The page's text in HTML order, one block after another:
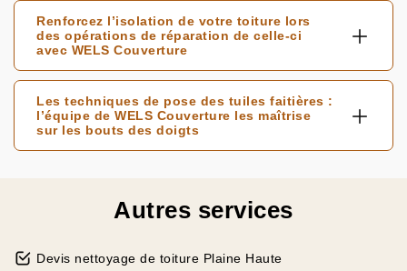
Renforcez l’isolation de votre toiture lors
des opérations de réparation de celle-ci
avec WELS Couverture
Les techniques de pose des tuiles faitières :
l’équipe de WELS Couverture les maîtrise
sur les bouts des doigts
Autres services
Devis nettoyage de toiture Plaine Haute